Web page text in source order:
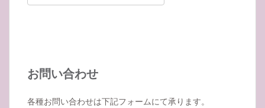
お問い合わせ
各種お問い合わせは下記フォームにて承ります。